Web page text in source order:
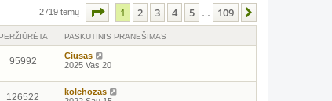
2719 temų Puslapis iš 109
1 2 3 4 5 109
PERŽIŪRĖTA PASKUTINIS PRANEŠIMAS
95992
Ciusas
2025 Vas 20
126522
kolchozas